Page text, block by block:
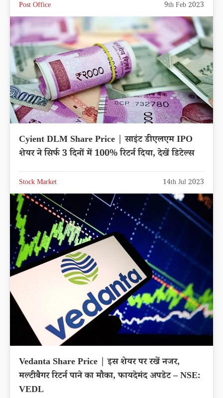
Post Office 9th Feb 2023
Cyient DLM Share Price | साइंट डीएलएम IPO
शेयर ने सिर्फ 3 दिनों में 100% रिटर्न दिया, देखें डिटेल्स
Stock Market 14th Jul 2023
Vedanta Share Price | इस शेयर पर रखें नजर,
मल्टीबैगर रिटर्न पाने का मौका, फायदेमंद अपडेट – NSE:
VEDL